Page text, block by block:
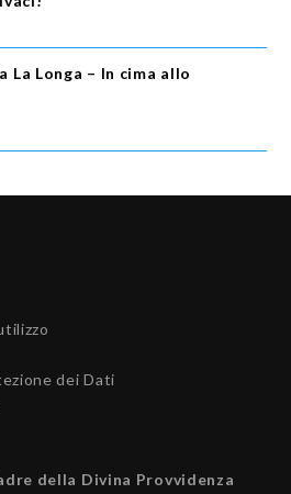
La Longa – In cima allo
dei Dati
della Divina Provvidenza